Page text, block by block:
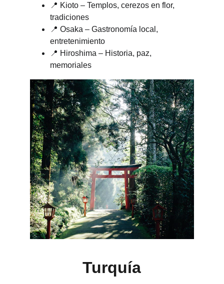
📍 Kioto – Templos, cerezos en flor,
tradiciones
📍 Osaka – Gastronomía local,
entretenimiento
📍 Hiroshima – Historia, paz,
memoriales
Turquía